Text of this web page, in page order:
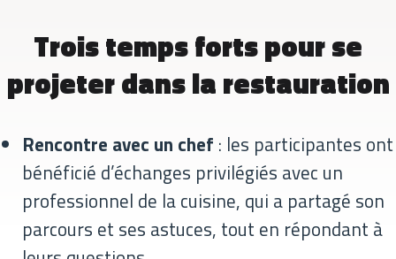
Trois temps forts pour se
projeter dans la restauration
Rencontre avec un chef : les participantes ont
bénéficié d’échanges privilégiés avec un
professionnel de la cuisine, qui a partagé son
parcours et ses astuces, tout en répondant à